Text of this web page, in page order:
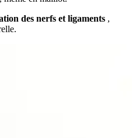
des nerfs et ligaments ,